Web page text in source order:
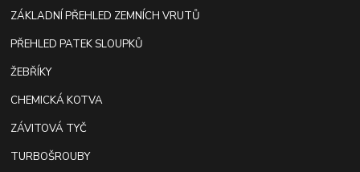
ZÁKLADNÍ PŘEHLED ZEMNÍCH VRUTŮ
PŘEHLED PATEK SLOUPKŮ
ŽEBŘÍKY
CHEMICKÁ KOTVA
ZÁVITOVÁ TYČ
TURBOŠROUBY